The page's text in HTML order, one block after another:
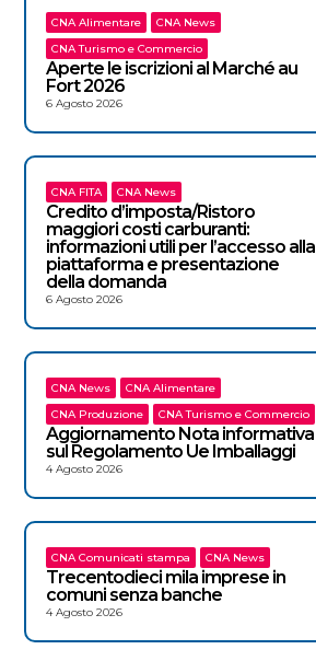
CNA Alimentare
CNA News
CNA Turismo e Commercio
Aperte le iscrizioni al Marché au
Fort 2026
6 Agosto 2026
CNA FITA CNA News
Credito d’imposta/Ristoro
maggiori costi carburanti:
informazioni utili per l’accesso alla
piattaforma e presentazione
della domanda
6 Agosto 2026
CNA News
CNA Alimentare
CNA Produzione
CNA Turismo e Commercio
Aggiornamento Nota informativa
sul Regolamento Ue Imballaggi
4 Agosto 2026
CNA Comunicati stampa CNA News
Trecentodieci mila imprese in
comuni senza banche
4 Agosto 2026